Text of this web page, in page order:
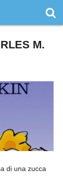
M.
di una zucca